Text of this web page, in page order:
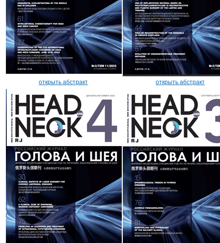
открыть абстракт открыть абстракт